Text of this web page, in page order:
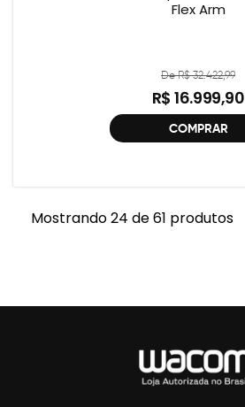
Flex Arm
De R$ 32.422,99
R$ 16.999,90
COMPRAR
Mostrando 24 de 61 produtos